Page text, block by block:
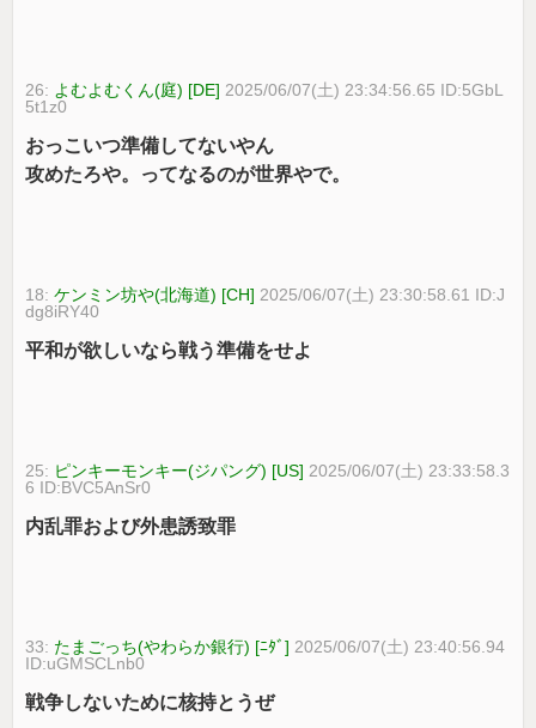
26: よむよむくん(庭) [DE] 2025/06/07(土) 23:34:56.65 ID:5GbL
5t1z0
おっこいつ準備してないやん
攻めたろや。ってなるのが世界やで。
18:ケンミン坊や(北海道) [CH] 2025/06/07(土) 23:30:58.61 ID:J
dg8iRY40
平和が欲しいなら戦う準備をせよ
25: ピンキーモンキー(ジパング) [US] 2025/06/07(土) 23:33:58.3
6 ID:BVC5AnSr0
内乱罪および外患誘致罪
33: たまごっち(やわらか銀行) [ﾆﾀﾞ] 2025/06/07(土) 23:40:56.94
ID:uGMSCLnb0
戦争しないために核持とうぜ